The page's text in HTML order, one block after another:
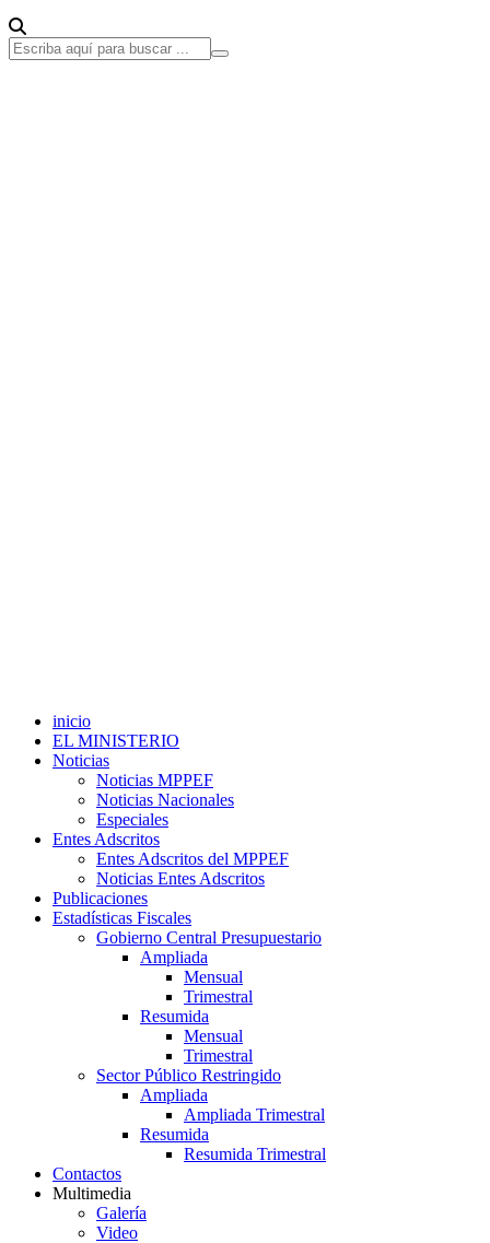
inicio
EL MINISTERIO
Noticias
Noticias MPPEF
Noticias Nacionales
Especiales
Entes Adscritos
Entes Adscritos del MPPEF
Noticias Entes Adscritos
Publicaciones
Estadísticas Fiscales
Gobierno Central Presupuestario
Ampliada
Mensual
Trimestral
Resumida
Mensual
Trimestral
Sector Público Restringido
Ampliada
Ampliada Trimestral
Resumida
Resumida Trimestral
Contactos
Multimedia
Galería
Video